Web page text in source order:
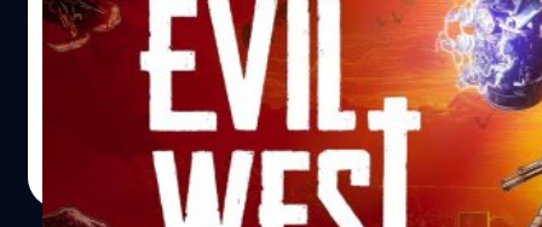
ผู้เผยแพร่ Focus Entertainment และผู้พัฒนา Flying Wild
Hog ปล่อยเกมเพลย์ใหม่ล่าสุดของเกมคาวบอยปะทะปีศาจ
'Evil West' ออกมาให้แฟน ๆ ได้รับชม เผยระบบการเล่นแบบ
คร่าว ๆ อาวุธ และศัตรูรูปแบบต่าง ๆ ที่ผู้เล่นต้องเจอในเกม
เรื่องราวของ 'Evil West' เกิดขึ้นไกลโพ้นสุดขอบชายแดน
อเมริกา ผู้เล่นจะได้รับบทเป็นสายลับคนสุดท้ายขององค์กรล่า
แวมไพร์ ซึ่งเราเท่านั้นที่เป็นเส้นแบ่งสุดท้ายระหว่างเหล่าปีศาจ
จีรนาถ เรืองทรัพย์| 1700 days ago